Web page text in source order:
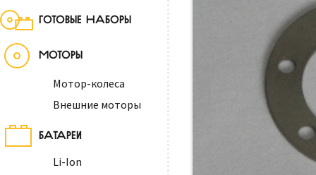
ГОТОВЫЕ НАБОРЫ
МОТОРЫ
Мотор-колеса
Внешние моторы
БАТАРЕИ
Li-Ion